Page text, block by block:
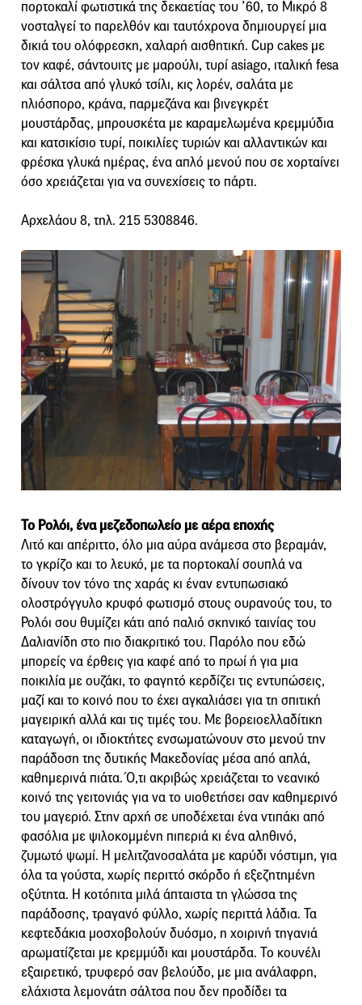
πορτοκαλί φωτιστικά της δεκαετίας του ’60, το Μικρό 8
νοσταλγεί το παρελθόν και ταυτόχρονα δημιουργεί μια
δικιά του ολόφρεσκη, χαλαρή αισθητική. Cup cakes με
τον καφέ, σάντουιτς με μαρούλι, τυρί asiago, ιταλική fesa
και σάλτσα από γλυκό τσίλι, κις λορέν, σαλάτα με
ηλιόσπορο, κράνα, παρμεζάνα και βινεγκρέτ
μουστάρδας, μπρουσκέτα με καραμελωμένα κρεμμύδια
και κατσικίσιο τυρί, ποικιλίες τυριών και αλλαντικών και
φρέσκα γλυκά ημέρας, ένα απλό μενού που σε χορταίνει
όσο χρειάζεται για να συνεχίσεις το πάρτι.
Aρχελάου 8, τηλ. 215 5308846.
Το Ρολόι, ένα μεζεδοπωλείο με αέρα εποχής
Λιτό και απέριττο, όλο μια αύρα ανάμεσα στο βεραμάν,
το γκρίζο και το λευκό, με τα πορτοκαλί σουπλά να
δίνουν τον τόνο της χαράς κι έναν εντυπωσιακό
ολοστρόγγυλο κρυφό φωτισμό στους ουρανούς του, το
Ρολόι σου θυμίζει κάτι από παλιό σκηνικό ταινίας του
Δαλιανίδη στο πιο διακριτικό του. Παρόλο που εδώ
μπορείς να έρθεις για καφέ από το πρωί ή για μια
ποικιλία με ουζάκι, το φαγητό κερδίζει τις εντυπώσεις,
μαζί και το κοινό που το έχει αγκαλιάσει για τη σπιτική
μαγειρική αλλά και τις τιμές του. Με βορειοελλαδίτικη
καταγωγή, οι ιδιοκτήτες ενσωματώνουν στο μενού την
παράδοση της δυτικής Μακεδονίας μέσα από απλά,
καθημερινά πιάτα. Ό,τι ακριβώς χρειάζεται το νεανικό
κοινό της γειτονιάς για να το υιοθετήσει σαν καθημερινό
του μαγεριό. Στην αρχή σε υποδέχεται ένα ντιπάκι από
φασόλια με ψιλοκομμένη πιπεριά κι ένα αληθινό,
ζυμωτό ψωμί. Η μελιτζανοσαλάτα με καρύδι νόστιμη, για
όλα τα γούστα, χωρίς περιττό σκόρδο ή εξεζητημένη
οξύτητα. Η κοτόπιτα μιλά άπταιστα τη γλώσσα της
παράδοσης, τραγανό φύλλο, χωρίς περιττά λάδια. Τα
κεφτεδάκια μοσχοβολούν δυόσμο, η χοιρινή τηγανιά
αρωματίζεται με κρεμμύδι και μουστάρδα. Το κουνέλι
εξαιρετικό, τρυφερό σαν βελούδο, με μια ανάλαφρη,
ελάχιστα λεμονάτη σάλτσα που δεν προδίδει τα